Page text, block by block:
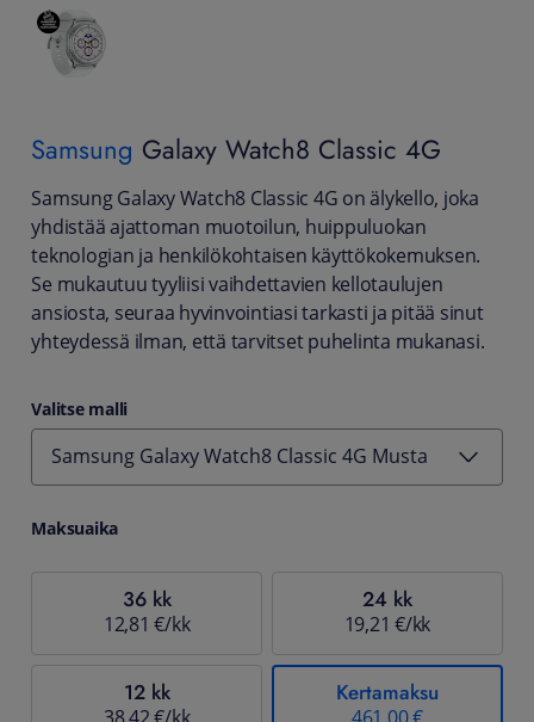
Samsung Galaxy Watch8 Classic 4G
Samsung Galaxy Watch8 Classic 4G on älykello, joka
yhdistää ajattoman muotoilun, huippuluokan
teknologian ja henkilökohtaisen käyttökokemuksen.
Se mukautuu tyyliisi vaihdettavien kellotaulujen
ansiosta, seuraa hyvinvointiasi tarkasti ja pitää sinut
yhteydessä ilman, että tarvitset puhelinta mukanasi.
Valitse malli
Samsung Galaxy Watch8 Classic 4G Musta
Maksuaika
36 kk
12,81 €/kk
24 kk
19,21 €/kk
12 kk Kertamaksu